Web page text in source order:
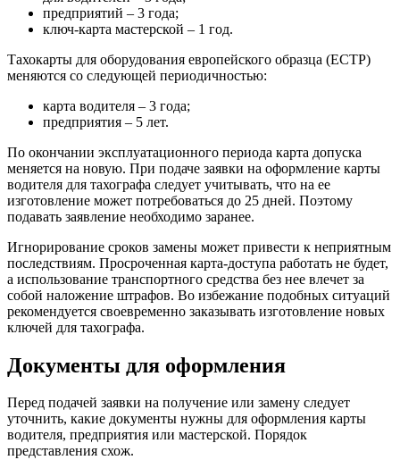
предприятий – 3 года;
ключ-карта мастерской – 1 год.
Тахокарты для оборудования европейского образца (ЕСТР)
меняются со следующей периодичностью:
карта водителя – 3 года;
предприятия – 5 лет.
По окончании эксплуатационного периода карта допуска
меняется на новую. При подаче заявки на оформление карты
водителя для тахографа следует учитывать, что на ее
изготовление может потребоваться до 25 дней. Поэтому
подавать заявление необходимо заранее.
Игнорирование сроков замены может привести к неприятным
последствиям. Просроченная карта-доступа работать не будет,
а использование транспортного средства без нее влечет за
собой наложение штрафов. Во избежание подобных ситуаций
рекомендуется своевременно заказывать изготовление новых
ключей для тахографа.
Документы для оформления
Перед подачей заявки на получение или замену следует
уточнить, какие документы нужны для оформления карты
водителя, предприятия или мастерской. Порядок
представления схож.